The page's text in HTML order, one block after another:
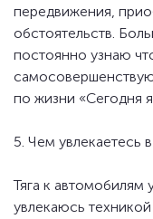
передвижения,
обстоятельств.
постоянно узнаю
по жизни «Сегодня
5. Чем увлекаетесь
Тяга к
увлекаюсь